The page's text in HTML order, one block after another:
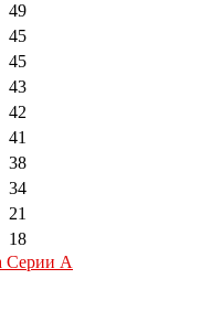
49
45
45
43
42
41
38
34
21
18
Серии А